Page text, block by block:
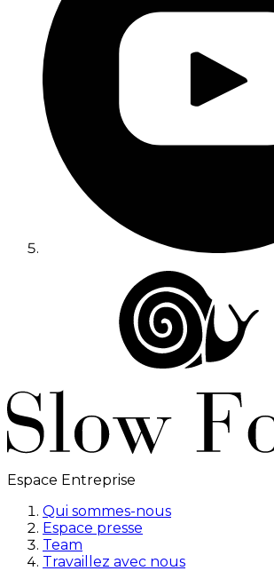
Espace Entreprise
Qui sommes-nous
Espace presse
Team
Travaillez avec nous